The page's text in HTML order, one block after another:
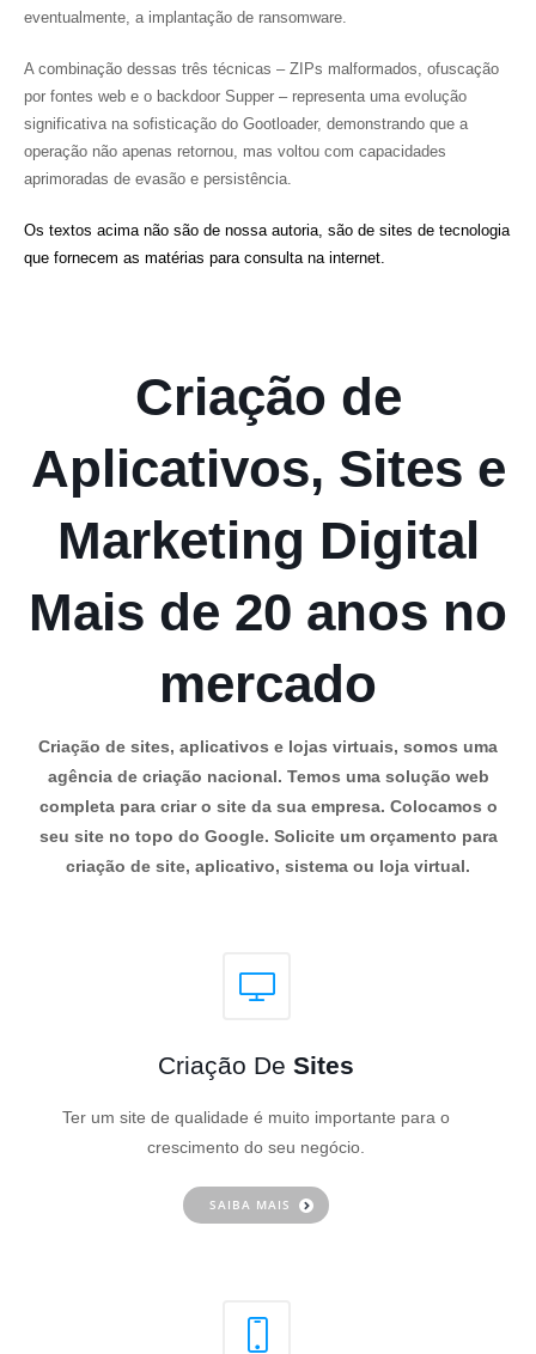
eventualmente, a implantação de ransomware.
A combinação dessas três técnicas – ZIPs malformados, ofuscação
por fontes web e o backdoor Supper – representa uma evolução
significativa na sofisticação do Gootloader, demonstrando que a
operação não apenas retornou, mas voltou com capacidades
aprimoradas de evasão e persistência.
Os textos acima não são de nossa autoria, são de sites de tecnologia
que fornecem as matérias para consulta na internet.
Criação de
Aplicativos, Sites e
Marketing Digital
Mais de 20 anos no
mercado
Criação de sites, aplicativos e lojas virtuais, somos uma
agência de criação nacional. Temos uma solução web
completa para criar o site da sua empresa. Colocamos o
seu site no topo do Google. Solicite um orçamento para
criação de site, aplicativo, sistema ou loja virtual.
Criação De Sites
Ter um site de qualidade é muito importante para o
crescimento do seu negócio.
SAIBA MAIS